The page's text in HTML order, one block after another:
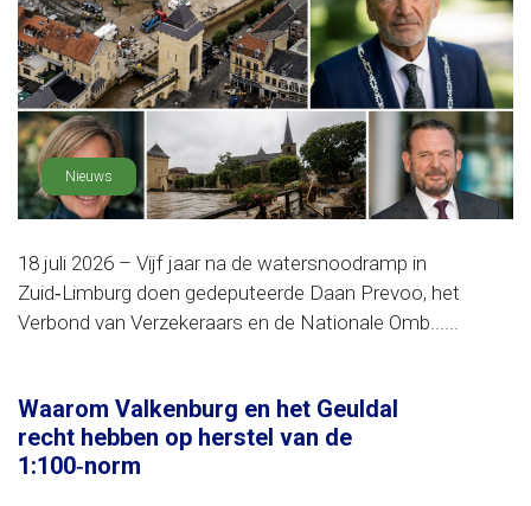
Nieuws
18 juli 2026 – Vijf jaar na de watersnoodramp in
Zuid‑Limburg doen gedeputeerde Daan Prevoo, het
Verbond van Verzekeraars en de Nationale Omb......
Waarom Valkenburg en het Geuldal
recht hebben op herstel van de
1:100‑norm